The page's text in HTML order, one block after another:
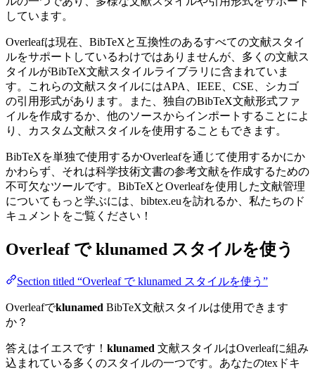
しています。
Overleafは現在、BibTeXと互換性のあるすべての文献スタイ
ルをサポートしているわけではありませんが、多くの文献ス
タイルがBibTeX文献スタイルライブラリに含まれていま
す。これらの文献スタイルにはAPA、IEEE、CSE、シカゴ
の引用形式があります。また、独自のBibTeX文献形式ファ
イルを作成するか、他のソースからインポートすることによ
り、カスタム文献スタイルを使用することもできます。
BibTeXを単独で使用するかOverleafを通じて使用するかにか
かわらず、それは科学技術文書の参考文献を作成するための
不可欠なツールです。BibTeXとOverleafを使用した文献管理
についてもっと学ぶには、bibtex.euを訪れるか、私たちのド
キュメントをご覧ください！
Overleaf でklunamed スタイルを使う
Section titled “Overleaf で klunamed スタイルを使う”
Overleafでklunamed BibTeX文献スタイルは使用できます
か？
答えはイエスです！ klunamed 文献スタイルはOverleafに組み
込まれている多くのスタイルの一つです。あなたのtexドキ